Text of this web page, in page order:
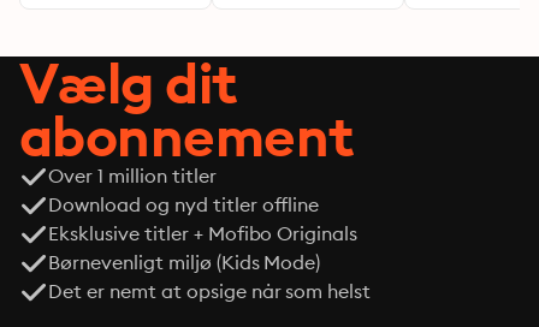
Vælg dit
abonnement
Over 1 million titler
Download og nyd titler offline
Eksklusive titler + Mofibo Originals
Børnevenligt miljø (Kids Mode)
Det er nemt at opsige når som helst